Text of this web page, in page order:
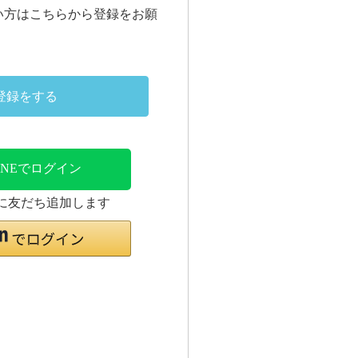
はこちらから登録をお願
録をする
でログイン
友だち追加します